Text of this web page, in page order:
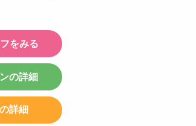
をみる
の詳細
詳細